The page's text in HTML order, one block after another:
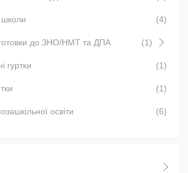
(4)
до ЗНО/НМТ та ДПА (1)
гуртки (1)
(1)
освіти (6)